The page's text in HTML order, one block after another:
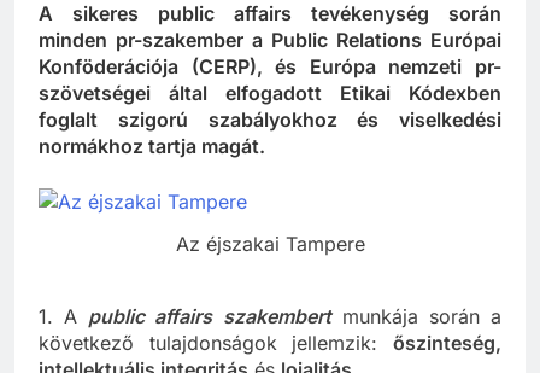
A sikeres public affairs tevékenység során
minden pr-szakember a Public Relations Európai
Konföderációja (CERP), és Európa nemzeti pr-
szövetségei által elfogadott Etikai Kódexben
foglalt szigorú szabályokhoz és viselkedési
normákhoz tartja magát.
Az éjszakai Tampere
1. A public affairs szakembertmunkája során a
következő tulajdonságok jellemzik: őszinteség,